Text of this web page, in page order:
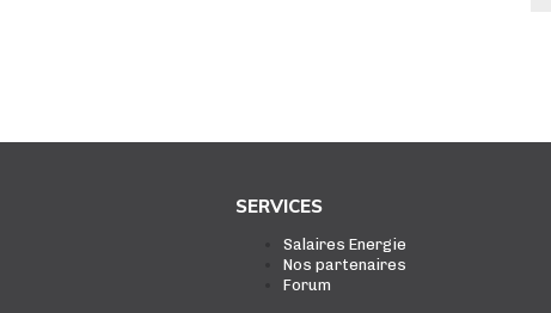
SERVICES
Salaires Energie
Nos partenaires
Forum